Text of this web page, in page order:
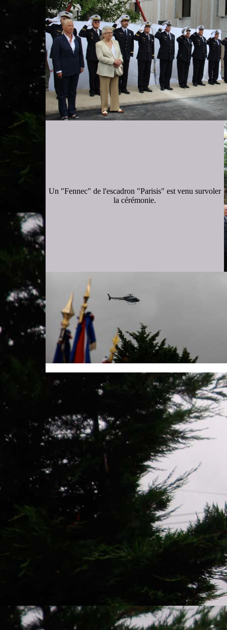
Un "Fennec" de l'escadron "Parisis" est venu survoler
la cérémonie.